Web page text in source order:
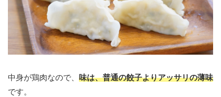
中身が鶏肉なので、 味は、普通の餃子よりアッサリの薄味
です。